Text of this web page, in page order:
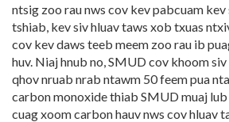
ntsig zoo rau nws cov kev pabcuam
tshiab, kev siv hluav taws xob txuas
cov kev daws teeb meem zoo rau ib
huv. Niaj hnub no, SMUD cov khoom
qhov nruab nrab ntawm 50 feem pua
carbon monoxide thiab SMUD muaj
cuag xoom carbon hauv nws cov hluav